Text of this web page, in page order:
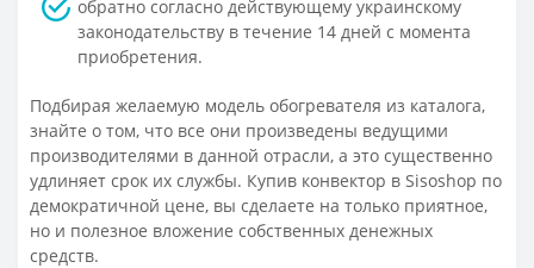
обратно согласно действующему украинскому
законодательству в течение 14 дней с момента
приобретения.
Подбирая желаемую модель обогревателя из каталога,
знайте о том, что все они произведены ведущими
производителями в данной отрасли, а это существенно
удлиняет срок их службы. Купив конвектор в Sisoshop по
демократичной цене, вы сделаете на только приятное,
но и полезное вложение собственных денежных
средств.